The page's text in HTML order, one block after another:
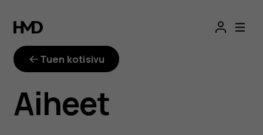
Kuinka
paljon
huoltosarjat
maksavat?
Tuen kotisivu
Aiheet